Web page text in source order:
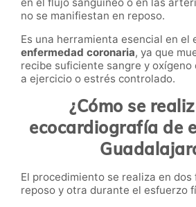
no se manifiestan en reposo.
Es una herramienta esencial en el
enfermedad coronaria, ya que
recibe suficiente sangre y oxígeno
a ejercicio o estrés controlado.
¿Cómo se
ecocardiografía de
El procedimiento se realiza en dos
reposo y otra durante el esfuerzo